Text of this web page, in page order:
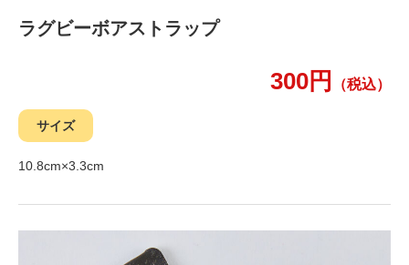
ラグビーボアストラップ
300円 （税込）
サイズ
10.8cm×3.3cm